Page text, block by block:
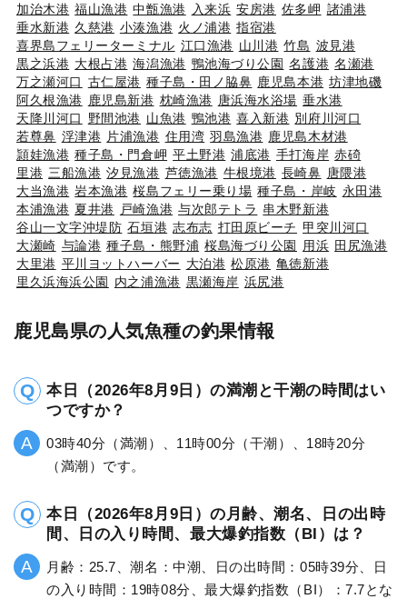
加治木港 福山漁港 中甑漁港 入来浜 安房港 佐多岬 諸浦港
垂水新港 久慈港 小湊漁港 火ノ浦港 指宿港
喜界島フェリーターミナル 江口漁港 山川港 竹島 波見港
黒之浜港 大根占港 海潟漁港 鴨池海づり公園 名護港 名瀬港
万之瀬河口 古仁屋港 種子島・田ノ脇鼻 鹿児島本港 坊津地磯
阿久根漁港 鹿児島新港 枕崎漁港 唐浜海水浴場 垂水港
天降川河口
野間池港 山魚港 鴨池港 喜入新港 別府川河口
若尊鼻 浮津港 片浦漁港 住用湾 羽島漁港 鹿児島木材港
頴娃漁港 種子島・門倉岬 平土野港 浦底港 手打海岸 赤碕
里港 三船漁港 汐見漁港 芦徳漁港 牛根境港 長崎鼻 唐隈港
大当漁港 岩本漁港 桜島フェリー乗り場 種子島・岸岐 永田港
本浦漁港 夏井港 戸崎漁港 与次郎テトラ 串木野新港
谷山一文字沖堤防 石垣港 志布志 打田原ビーチ 甲突川河口
大瀬崎 与論港 種子島・熊野浦 桜島海づり公園 用浜 田尻漁港
大里港 平川ヨットハーバー 大泊港 松原港 亀徳新港
里久浜海浜公園
内之浦漁港 黒瀬海岸 浜尻港
鹿児島県の人気魚種の釣果情報
本日（2026年8月9日）の満潮と干潮の時間はい
つですか？
03時40分（満潮）、11時00分（干潮）、18時20分
（満潮）です。
本日（2026年8月9日）の月齢、潮名、日の出時
間、日の入り時間、最大爆釣指数（BI）は？
月齢：25.7、潮名：中潮、日の出時間：05時39分、日
の入り時間：19時08分、最大爆釣指数（BI）：7.7とな